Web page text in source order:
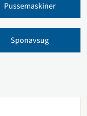
Pussemaskiner
Sponavsug